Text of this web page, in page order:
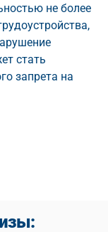
не более
стать
запрета на